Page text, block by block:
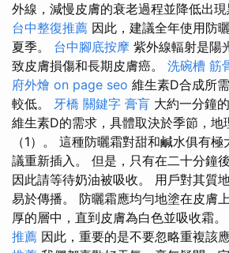
外線，減慢皮膚的衰老過程並降低出現
台中整復推薦 因此，建議全年使用防
夏季。 台中腳底按摩 紫外線輻射是陽
致皮膚損傷和長期皮膚癌。 洗碗槽 筋
府外燴 on page seo 維生素D合成所
較低。 牙橋 關鍵字 膏肓 大約一分鐘
維生素D的需求，具體取決於季節，地
（1）。 這種防曬霜對甜和鹹水俱有
議重新插入。 但是，只有在二十分鐘
因此請等待奶油被吸收。 用戶對其質
易於傳播。 防曬霜應均勻地塗在皮膚
厚的層中，直到皮膚為白色並吸收霜。
推薦 因此，重要的是不要忽略重複該